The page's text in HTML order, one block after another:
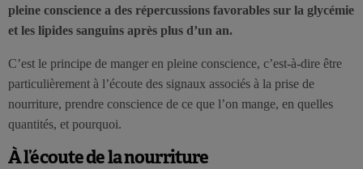
pleine conscience a des répercussions favorables sur la glycémie
et les lipides sanguins après plus d’un an.
C’est le principe de manger en pleine conscience, c’est-à-dire être
particulièrement à l’écoute des signaux associés à la prise de
nourriture, prendre conscience de ce que l’on mange, en quelles
quantités, et pourquoi.
À l’écoute de la nourriture